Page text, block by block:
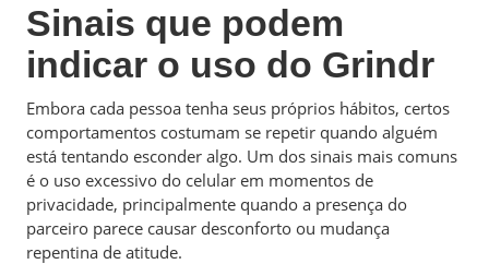
Sinais que podem
indicar o uso do Grindr
Embora cada pessoa tenha seus próprios hábitos, certos
comportamentos costumam se repetir quando alguém
está tentando esconder algo. Um dos sinais mais comuns
é o uso excessivo do celular em momentos de
privacidade, principalmente quando a presença do
parceiro parece causar desconforto ou mudança
repentina de atitude.